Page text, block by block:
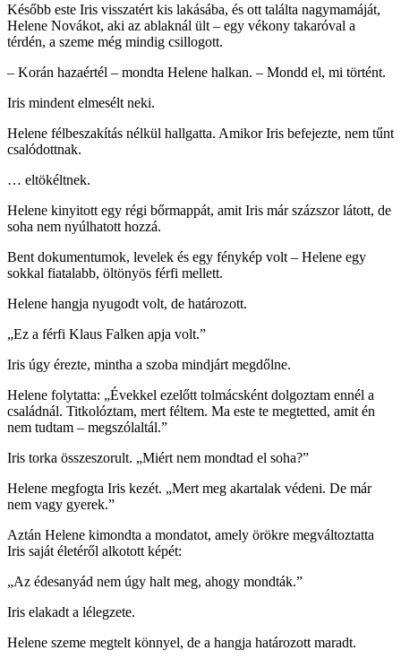
Később este Iris visszatért kis lakásába, és ott találta nagymamáját,
Helene Novákot, aki az ablaknál ült – egy vékony takaróval a
térdén, a szeme még mindig csillogott.
– Korán hazaértél – mondta Helene halkan. – Mondd el, mi történt.
Iris mindent elmesélt neki.
Helene félbeszakítás nélkül hallgatta. Amikor Iris befejezte, nem tűnt
csalódottnak.
… eltökéltnek.
Helene kinyitott egy régi bőrmappát, amit Iris már százszor látott, de
soha nem nyúlhatott hozzá.
Bent dokumentumok, levelek és egy fénykép volt – Helene egy
sokkal fiatalabb, öltönyös férfi mellett.
Helene hangja nyugodt volt, de határozott.
„Ez a férfi Klaus Falken apja volt.”
Iris úgy érezte, mintha a szoba mindjárt megdőlne.
Helene folytatta: „Évekkel ezelőtt tolmácsként dolgoztam ennél a
családnál. Titkolóztam, mert féltem. Ma este te megtetted, amit én
nem tudtam – megszólaltál.”
Iris torka összeszorult. „Miért nem mondtad el soha?”
Helene megfogta Iris kezét. „Mert meg akartalak védeni. De már
nem vagy gyerek.”
Aztán Helene kimondta a mondatot, amely örökre megváltoztatta
Iris saját életéről alkotott képét:
„Az édesanyád nem úgy halt meg, ahogy mondták.”
Iris elakadt a lélegzete.
Helene szeme megtelt könnyel, de a hangja határozott maradt.